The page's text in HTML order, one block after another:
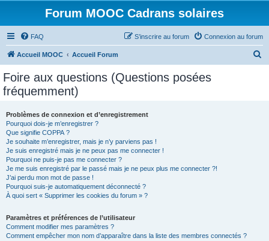
Forum MOOC Cadrans solaires
FAQ Connexion au forum
S’inscrire au forum
Accueil MOOC Accueil Forum
Foire aux questions (Questions posées
fréquemment)
Problèmes de connexion et d’enregistrement
Pourquoi dois-je m’enregistrer ?
Que signifie COPPA ?
Je souhaite m’enregistrer, mais je n’y parviens pas !
Je suis enregistré mais je ne peux pas me connecter !
Pourquoi ne puis-je pas me connecter ?
Je me suis enregistré par le passé mais je ne peux plus me connecter ?!
J’ai perdu mon mot de passe !
Pourquoi suis-je automatiquement déconnecté ?
À quoi sert « Supprimer les cookies du forum » ?
Paramètres et préférences de l’utilisateur
Comment modifier mes paramètres ?
Comment empêcher mon nom d’apparaître dans la liste des membres connectés ?